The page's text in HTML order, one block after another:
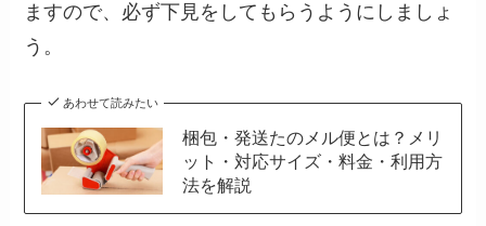
ますので、必ず下見をしてもらうようにしましょ
う。
あわせて読みたい
梱包・発送たのメル便とは？メリ
ット・対応サイズ・料金・利用方
法を解説